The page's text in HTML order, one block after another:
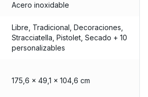
Acero inoxidable
Libre, Tradicional, Decoraciones,
Stracciatella, Pistolet, Secado + 10
personalizables
175,6 × 49,1 × 104,6 cm